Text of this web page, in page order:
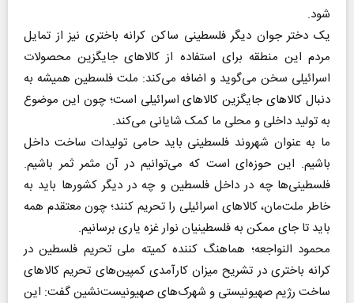
شود.
یک دختر جوان دیگر فلسطینی ساکن کرانه باختری نیز از تمایل
مردم این منطقه برای استفاده از کالا‌های جایگزین محصولات
اسرائیلی سخن می‌گوید و اضافه می‌کند: ملت فلسطین همیشه به
دنبال کالا‌های جایگزین کالا‌های اسرائیلی است؛ چون این موضوع
به تولید داخلی و محلی ما کمک شایانی می‌کند.
ما به عنوان شهروند فلسطینی باید حامی تولیدات ساخت داخل
باشیم. این حوزه‌ای است که می‌توانیم در آن مثمر ثمر باشیم.
فلسطینی‌ها چه در داخل فلسطین و چه در دیگر کشور‌ها باید به
خاطر ملت‌مان، کالا‌های اسرائیلی را تحریم کنند؛ چون معتقدم همه
باید تا جای ممکن به فلسطینیان نوار غزه یاری برسانیم.
محمود النواجعه؛ هماهنگ کننده کمیته ملی تحریم فلسطین در
کرانه باختری در تشریح میزان کارآمدی کمپین‌های تحریم کالا‌های
ساخت رژیم صهیونیستی و شهرک‌های صهیونیست‌نشین گفت: این